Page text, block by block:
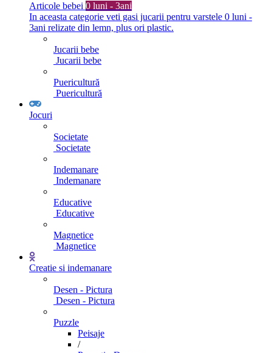
Articole bebei 0 luni - 3ani
In aceasta categorie veti gasi jucarii pentru varstele 0 luni -
3ani relizate din lemn, plus ori plastic.
Jucarii bebe
Jucarii bebe
Puericultură
Puericultură
Jocuri
Societate
Societate
Indemanare
Indemanare
Educative
Educative
Magnetice
Magnetice
Creatie si indemanare
Desen - Pictura
Desen - Pictura
Puzzle
Peisaje
/